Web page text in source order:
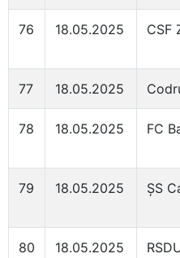
76 18.05.2025 CSF
77 18.05.2025
78 18.05.2025 FC
79 18.05.2025 ȘS
80 18.05.2025